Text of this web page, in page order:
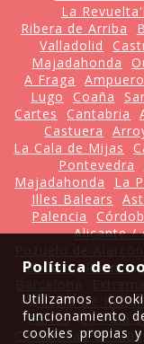
La
Ribera de Arriba
Valladolid
Majadahonda
A Fraga
Ampuero
Lugo
Coaña
Cartes
Cantabria
Castuera
La Cala de Mijas
Pontevedra
Majadahonda
La
Illes Balears
Palencia
Alicante /
El Cabo
Ruente
Alcalá De
Parres La Pola
Comunidad de
Política de
Utilizamos
funcionamiento
cookies propias